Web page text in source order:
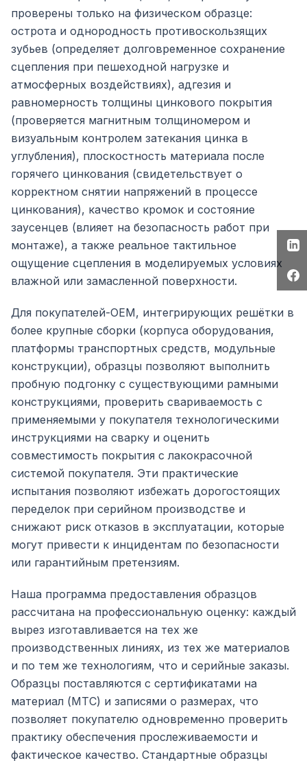
проверены только на физическом образце:
острота и однородность противоскользящих
зубьев (определяет долговременное сохранение
сцепления при пешеходной нагрузке и
атмосферных воздействиях), адгезия и
равномерность толщины цинкового покрытия
(проверяется магнитным толщиномером и
визуальным контролем затекания цинка в
углубления), плоскостность материала после
горячего цинкования (свидетельствует о
корректном снятии напряжений в процессе
цинкования), качество кромок и состояние
заусенцев (влияет на безопасность работ при
монтаже), а также реальное тактильное
ощущение сцепления в моделируемых условиях
влажной или замасленной поверхности.
Для покупателей-OEM, интегрирующих решётки в
более крупные сборки (корпуса оборудования,
платформы транспортных средств, модульные
конструкции), образцы позволяют выполнить
пробную подгонку с существующими рамными
конструкциями, проверить свариваемость с
применяемыми у покупателя технологическими
инструкциями на сварку и оценить
совместимость покрытия с лакокрасочной
системой покупателя. Эти практические
испытания позволяют избежать дорогостоящих
переделок при серийном производстве и
снижают риск отказов в эксплуатации, которые
могут привести к инцидентам по безопасности
или гарантийным претензиям.
Наша программа предоставления образцов
рассчитана на профессиональную оценку: каждый
вырез изготавливается на тех же
производственных линиях, из тех же материалов
и по тем же технологиям, что и серийные заказы.
Образцы поставляются с сертификатами на
материал (MTC) и записями о размерах, что
позволяет покупателю одновременно проверить
практику обеспечения прослеживаемости и
фактическое качество. Стандартные образцы